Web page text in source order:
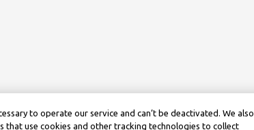
to operate our service and can’t be deactivated. We also
use cookies and other tracking technologies to collect